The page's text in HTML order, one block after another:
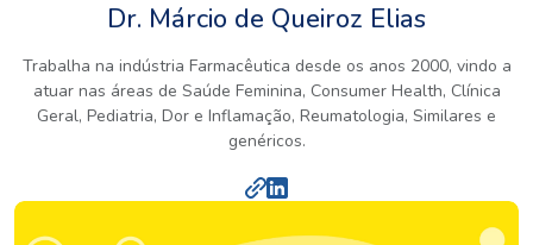
Dr. Márcio de Queiroz Elias
Trabalha na indústria Farmacêutica desde os anos 2000, vindo a
atuar nas áreas de Saúde Feminina, Consumer Health, Clínica
Geral, Pediatria, Dor e Inflamação, Reumatologia, Similares e
genéricos.